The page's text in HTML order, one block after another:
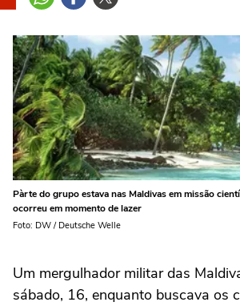
Pàrte do grupo estava nas Maldivas em missão
ocorreu em momento de lazer
Foto: DW / Deutsche Welle
Um mergulhador militar das
sábado, 16, enquanto buscava os